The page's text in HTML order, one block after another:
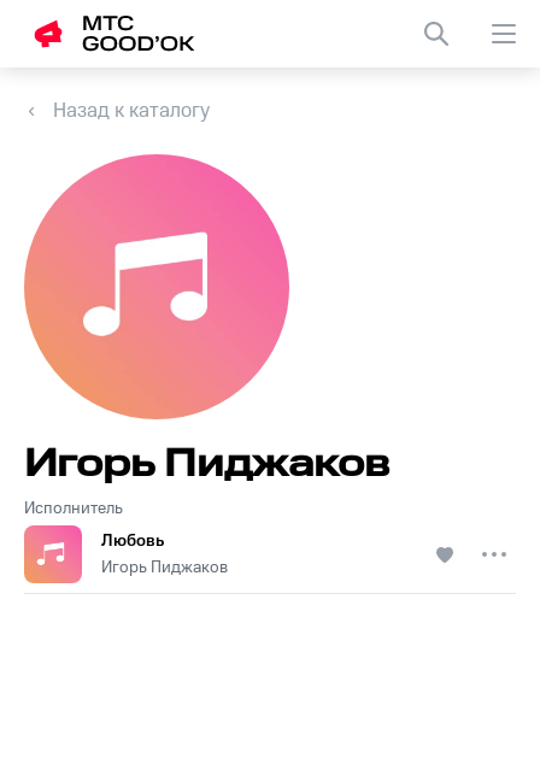
Назад к каталогу
Исполнитель
Игорь Пиджаков
Любовь
Игорь Пиджаков